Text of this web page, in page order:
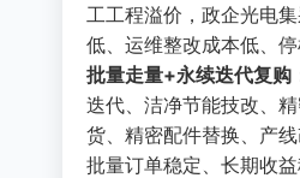
工工程溢价，政企光电
低、运维整改成本低、
批量走量+永续迭代复购
迭代、洁净节能技改、
货、精密配件替换、产
批量订单稳定、长期收益